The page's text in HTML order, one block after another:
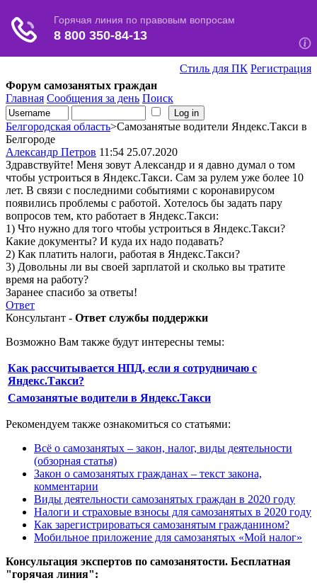
Стиль для ПК Регистрация
Форум самозанятых граждан
Главная Сообщения за день Поиск
Белгородская область>Самозанятые водители Яндекс.Такси в
Белгороде
Александр Петров 11:54 25.07.2020
Здравствуйте! Меня зовут Александр и я давно думал о том
чтобы устроиться в Яндекс.Такси. Сам за рулем уже более 10
лет. В связи с последними событиями с коронавирусом
появились проблемы с работой. Хотелось бы задать пару
вопросов тем, кто работает в Яндекс.Такси:
1) Что нужно для того чтобы устроиться в Яндекс.Такси?
Какие документы? И куда их надо подавать?
2) Как платить налоги, работая в Яндекс.Такси?
3) Довольны ли вы своей зарплатой и сколько вы тратите
время на работу?
Заранее спасибо за ответы!
Ответ
Консультант - Ответ службы поддержки
Возможно Вам также будут интересны темы:
Как рассчитывается НПД, если я сотрудничаю с
Яндекс.Такси?
Самозанятые водители в Яндекс.Такси
Рекомендуем также ознакомиться со статьями:
Всё о самозанятых – закон, налог, виды деятельности
(обзорная статья)
Закон о самозанятых гражданах – текст закона,
комментарии
Виды деятельности самозанятых граждан в 2020 году
Налоги и страховые взносы для самозанятых в 2020 году
Как зарегистрироваться самозанятым гражданином?
Мобильное приложение для самозанятых «Мой налог»
Консультация экспертов по самозанятости. Бесплатная
"горячая линия":